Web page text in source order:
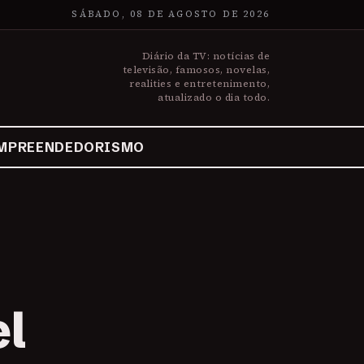
SÁBADO, 08 DE AGOSTO DE 2026
Diário da TV: notícias de
televisão, famosos, novelas,
realities e entretenimento,
atualizado o dia todo.